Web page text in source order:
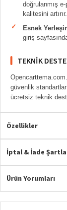
doğrulanmış
kalitesini artırır.
Esnek
giriş
TEKNIK
güvenlik
ücretsiz teknik
Özellikler
İptal & İade
Ürün Yorumları